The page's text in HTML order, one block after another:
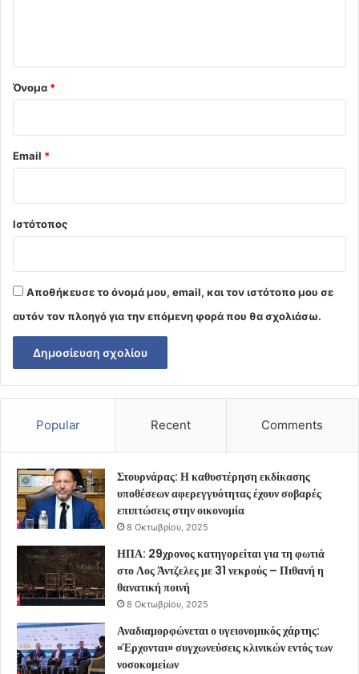
Όνομα *
Email *
Ιστότοπος
Αποθήκευσε το όνομά μου, email, και τον ιστότοπο μου σε
αυτόν τον πλοηγό για την επόμενη φορά που θα σχολιάσω.
Popular Recent Comments
Στουρνάρας: Η καθυστέρηση εκδίκασης
υποθέσεων αφερεγγυότητας έχουν σοβαρές
επιπτώσεις στην οικονομία
8 Οκτωβρίου, 2025
ΗΠΑ: 29χρονος κατηγορείται για τη φωτιά
στο Λος Άντζελες με 31 νεκρούς – Πιθανή η
θανατική ποινή
8 Οκτωβρίου, 2025
Αναδιαμορφώνεται ο υγειονομικός χάρτης:
«Έρχονται» συγχωνεύσεις κλινικών εντός των
νοσοκομείων